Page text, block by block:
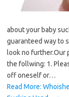
about your baby
guaranteed way to
look no further.Our
the follwing: 1.
off oneself or…
Read More: